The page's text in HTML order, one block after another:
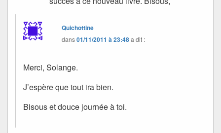
Quichottine
dans01/11/2011 à 23:48a dit :
Merci, Solange.
J’espère que tout ira bien.
Bisous et douce journée à toi.